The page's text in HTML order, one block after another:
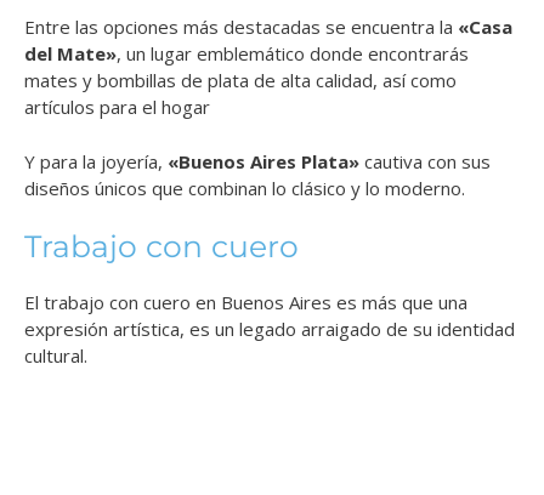
Entre las opciones más destacadas se encuentra la «Casa
del Mate», un lugar emblemático donde encontrarás
mates y bombillas de plata de alta calidad, así como
artículos para el hogar
Y para la joyería, «Buenos Aires Plata» cautiva con sus
diseños únicos que combinan lo clásico y lo moderno.
Trabajo con cuero
El trabajo con cuero en Buenos Aires es más que una
expresión artística, es un legado arraigado de su identidad
cultural.